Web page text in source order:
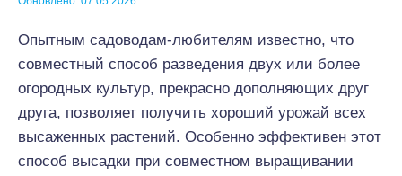
Опытным садоводам-любителям известно, что
совместный способ разведения двух или более
огородных культур, прекрасно дополняющих друг
друга, позволяет получить хороший урожай всех
высаженных растений. Особенно эффективен этот
способ высадки при совместном выращивании